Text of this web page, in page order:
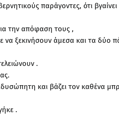
παράγοντες, ότι
την απόφαση τους ,
να ξεκινήσουν άμεσα και τα δύο
.
και βάζει τον καθένα
.